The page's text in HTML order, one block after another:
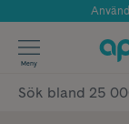
Meny